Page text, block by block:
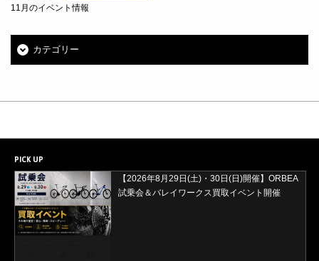
11月のイベント情報
カテゴリー
PICK UP
【2026年8月29日(土)・30日(日)開催】ORBEA
試乗会＆バレイワークス買取イベント開催